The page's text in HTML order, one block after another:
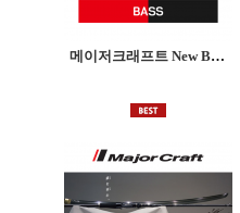
메이저크래프트 New BASSPARA BASS뉴배스파라 배스로드